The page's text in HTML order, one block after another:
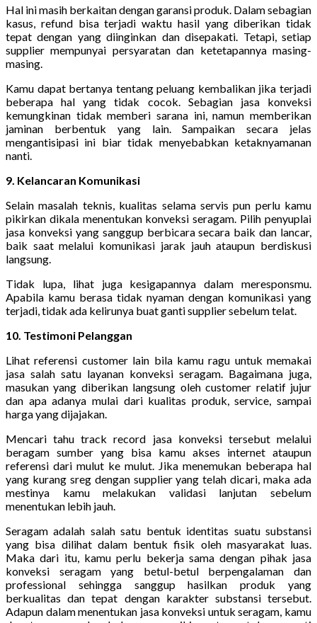
Hal ini masih berkaitan dengan garansi produk. Dalam sebagian
kasus, refund bisa terjadi waktu hasil yang diberikan tidak
tepat dengan yang diinginkan dan disepakati. Tetapi, setiap
supplier mempunyai persyaratan dan ketetapannya masing-
masing.
Kamu dapat bertanya tentang peluang kembalikan jika terjadi
beberapa hal yang tidak cocok. Sebagian jasa konveksi
kemungkinan tidak memberi sarana ini, namun memberikan
jaminan berbentuk yang lain. Sampaikan secara jelas
mengantisipasi ini biar tidak menyebabkan ketaknyamanan
nanti.
9. Kelancaran Komunikasi
Selain masalah teknis, kualitas selama servis pun perlu kamu
pikirkan dikala menentukan konveksi seragam. Pilih penyuplai
jasa konveksi yang sanggup berbicara secara baik dan lancar,
baik saat melalui komunikasi jarak jauh ataupun berdiskusi
langsung.
Tidak lupa, lihat juga kesigapannya dalam meresponsmu.
Apabila kamu berasa tidak nyaman dengan komunikasi yang
terjadi, tidak ada kelirunya buat ganti supplier sebelum telat.
10. Testimoni Pelanggan
Lihat referensi customer lain bila kamu ragu untuk memakai
jasa salah satu layanan konveksi seragam. Bagaimana juga,
masukan yang diberikan langsung oleh customer relatif jujur
dan apa adanya mulai dari kualitas produk, service, sampai
harga yang dijajakan.
Mencari tahu track record jasa konveksi tersebut melalui
beragam sumber yang bisa kamu akses internet ataupun
referensi dari mulut ke mulut. Jika menemukan beberapa hal
yang kurang sreg dengan supplier yang telah dicari, maka ada
mestinya kamu melakukan validasi lanjutan sebelum
menentukan lebih jauh.
Seragam adalah salah satu bentuk identitas suatu substansi
yang bisa dilihat dalam bentuk fisik oleh masyarakat luas.
Maka dari itu, kamu perlu bekerja sama dengan pihak jasa
konveksi seragam yang betul-betul berpengalaman dan
professional sehingga sanggup hasilkan produk yang
berkualitas dan tepat dengan karakter substansi tersebut.
Adapun dalam menentukan jasa konveksi untuk seragam, kamu